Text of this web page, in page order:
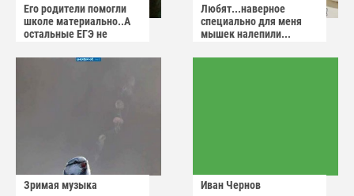
Его родители помогли
школе материально..А
остальные ЕГЭ не
Любят...наверное
специально для меня
мышек налепили...
Зримая музыка Иван Чернов